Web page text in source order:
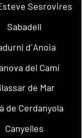
Sesrovires
Sabadell
d´Anoia
del Camí
de Mar
de Cerdanyola
Canyelles